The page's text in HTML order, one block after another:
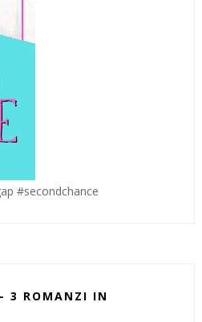
#secondchance
3 ROMANZI IN